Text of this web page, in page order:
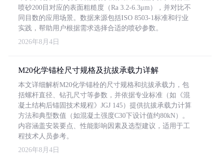
喷砂200目对应的表面粗糙度（Ra 3.2-6.3μm），并对比不
同目数的应用场景。数据来源包括ISO 8503-1标准和行业
实践，帮助用户根据需求选择合适的喷砂参数。
2026年8月4日
M20化学锚栓尺寸规格及抗拔承载力详解
本文详细解析M20化学锚栓的尺寸规格和抗拔承载力，包
括螺杆直径、钻孔尺寸等参数，并依据专业标准（如《混
凝土结构后锚固技术规程》JGJ 145）提供抗拔承载力计算
方法和典型数值（如混凝土强度C30下设计值约80kN）。
内容涵盖安装要点、性能影响因素及选型建议，适用于工
程技术人员参考。
2026年8月4日